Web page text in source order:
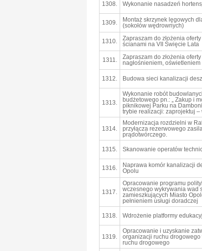
1308. Wykonanie nasadzeń
1309.
Montaż skrzynek lęgowych
(sokołów wędrownych)
1310.
Zapraszam do złożenia
ścianami na VII Święcie Lata
1311.
Zapraszam do złożenia
nagłośnieniem,
1312. Budowa sieci kanalizacji
1313.
Wykonanie robót
budżetowego pn.: „ Zakup i
piknikowej Parku na
trybie realizacji: zaprojektuj –
1314.
Modernizacja rozdzielni w
przyłącza rezerwowego
prądotwórczego.
1315. Skanowanie operatów
1316.
Naprawa komór kanalizacji
Opolu
1317.
Opracowanie programu
wczesnego wykrywania wad
zamieszkujących Miasto
pełnieniem usługi doradczej
1318. Wdrożenie platformy
1319.
Opracowanie i uzyskanie
organizacji ruchu
ruchu drogowego